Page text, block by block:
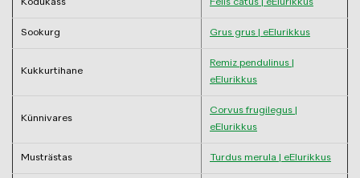
Kodukass Felis catus | eElurikkus
Sookurg Grus grus | eElurikkus
Kukkurtihane
Remiz pendulinus |
eElurikkus
Künnivares
Corvus frugilegus |
eElurikkus
Musträstas Turdus merula | eElurikkus